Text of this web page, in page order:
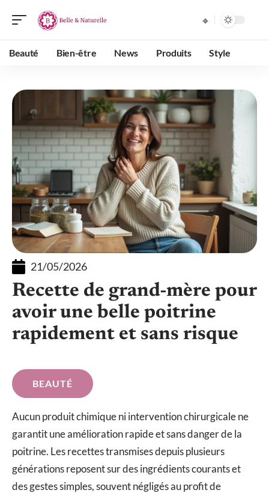
Beauté Bien-être News Produits Style
21/05/2026
Recette de grand-mère pour
avoir une belle poitrine
rapidement et sans risque
BEAUTÉ
Aucun produit chimique ni intervention chirurgicale ne
garantit une amélioration rapide et sans danger de la
poitrine. Les recettes transmises depuis plusieurs
générations reposent sur des ingrédients courants et
des gestes simples, souvent négligés au profit de